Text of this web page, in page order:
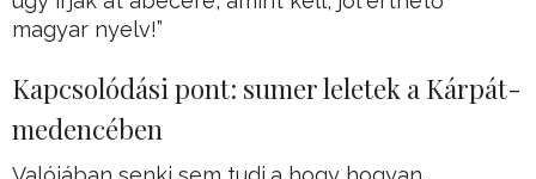
magyar nyelv!”
Kapcsolódási pont: sumer leletek a Kárpát-
medencében